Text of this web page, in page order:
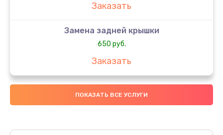
Заказать
Замена задней крышки
650 руб.
Заказать
Замена аккумулятора
4000 руб.
ПОКАЗАТЬ ВСЕ УСЛУГИ